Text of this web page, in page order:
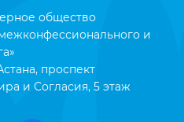
общество
и
проспект
и Согласия, 5 этаж